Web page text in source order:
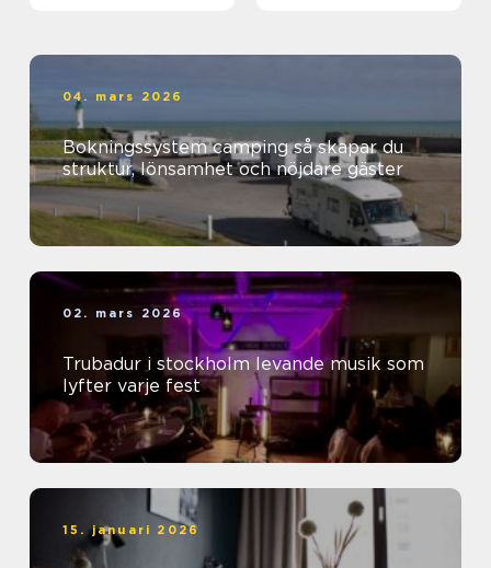
04. mars 2026
Bokningssystem camping så skapar du
struktur, lönsamhet och nöjdare gäster
02. mars 2026
Trubadur i stockholm levande musik som
lyfter varje fest
15. januari 2026